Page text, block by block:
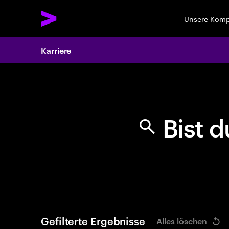
Unsere
Karriere
Bi
Gefilterte Ergebnisse Alles löschen